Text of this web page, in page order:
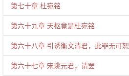
第七十章 杜宛铭
第六十九章 天枢竟是杜宛铭
第六十八章 引诱衡文清君，此罪无可恕
第六十七章 宋珧元君，请罢